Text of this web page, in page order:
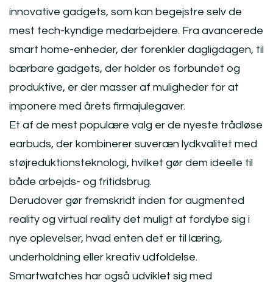
innovative gadgets, som kan begejstre selv de
mest tech-kyndige medarbejdere. Fra avancerede
smart home-enheder, der forenkler dagligdagen, til
bærbare gadgets, der holder os forbundet og
produktive, er der masser af muligheder for at
imponere med årets firmajulegaver.
Et af de mest populære valg er de nyeste trådløse
earbuds, der kombinerer suveræn lydkvalitet med
støjreduktionsteknologi, hvilket gør dem ideelle til
både arbejds- og fritidsbrug.
Derudover gør fremskridt inden for augmented
reality og virtual reality det muligt at fordybe sig i
nye oplevelser, hvad enten det er til læring,
underholdning eller kreativ udfoldelse.
Smartwatches har også udviklet sig med